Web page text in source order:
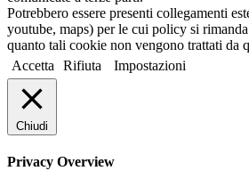
Potrebbero essere presenti collegamenti
youtube, maps) per le cui policy si
quanto tali cookie non vengono trattati da
Accetta
Rifiuta Impostazioni
Chiudi
Privacy Overview